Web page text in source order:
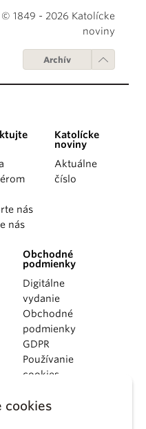
cookies
1849 - 2026 Katolícke
noviny
Archív
nás
nás
Katolícke
noviny
Aktuálne
číslo
Obchodné
podmienky
Digitálne
vydanie
Obchodné
podmienky
GDPR
Používanie
cookies